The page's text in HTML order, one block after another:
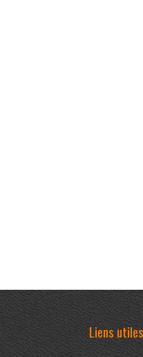
Liens utiles